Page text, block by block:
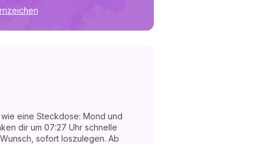
eine Steckdose: Mond und
dir um 07:27 Uhr schnelle
sofort loszulegen. Ab